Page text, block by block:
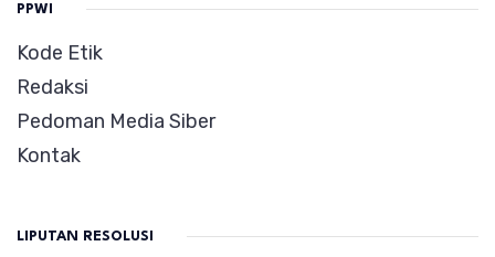
PPWI
Kode Etik
Redaksi
Pedoman Media Siber
Kontak
LIPUTAN RESOLUSI